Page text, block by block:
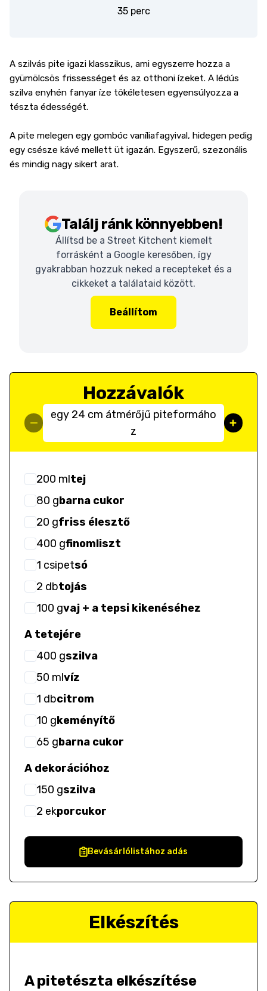
35 perc
A szilvás pite igazi klasszikus, ami egyszerre hozza a
gyümölcsös frissességet és az otthoni ízeket. A lédús
szilva enyhén fanyar íze tökéletesen egyensúlyozza a
tészta édességét.
A pite melegen egy gombóc vaníliafagyival, hidegen pedig
egy csésze kávé mellett üt igazán. Egyszerű, szezonális
és mindig nagy sikert arat.
Találj ránk könnyebben!
Állítsd be a Street Kitchent kiemelt
forrásként a Google keresőben, így
gyakrabban hozzuk neked a recepteket és a
cikkeket a találataid között.
Beállítom
Hozzávalók
egy 24 cm átmérőjű piteformáho
z
200 mltej
80 gbarna cukor
20 gfriss élesztő
400 gfinomliszt
1 csipetsó
2 dbtojás
100 gvaj + a tepsi kikenéséhez
A tetejére
400 gszilva
50 mlvíz
1 dbcitrom
10 gkeményítő
65 gbarna cukor
A dekorációhoz
150 gszilva
2 ekporcukor
Bevásárlólistához adás
Elkészítés
A pitetészta elkészítése